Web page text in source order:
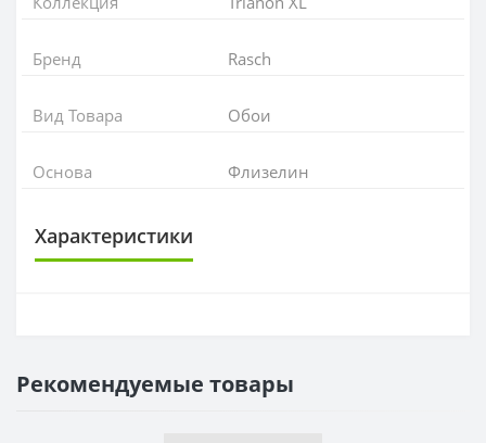
Бренд Rasch
Вид Товара Обои
Основа Флизелин
Характеристики
РАППОРТ
Рекомендуемые товары